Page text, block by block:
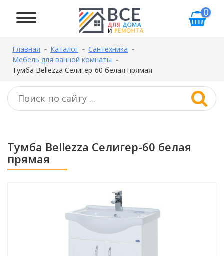
0
Главная Каталог
Сантехника
Мебель для ванной комнаты
Тумба Bellezza Селигер-60 белая прямая
Тумба Bellezza Селигер-60 белая
прямая